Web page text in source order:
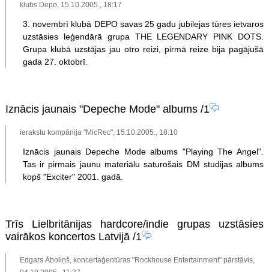
klubs Depo, 15.10.2005., 18:17
3. novembrī klubā DEPO savas 25 gadu jubilejas tūres ietvaros
uzstāsies leģendārā grupa THE LEGENDARY PINK DOTS.
Grupa klubā uzstājas jau otro reizi, pirmā reize bija pagājušā
gada 27. oktobrī.
Iznācis jaunais "Depeche Mode" albums/1
ierakstu kompānija "MicRec", 15.10.2005., 18:10
Iznācis jaunais Depeche Mode albums "Playing The Angel".
Tas ir pirmais jaunu materiālu saturošais DM studijas albums
kopš "Exciter" 2001. gadā.
Trīs Lielbritānijas hardcore/indie grupas uzstāsies
vairākos koncertos Latvijā/1
Edgars Āboliņš, koncertaģentūras "Rockhouse Entertainment" pārstāvis,